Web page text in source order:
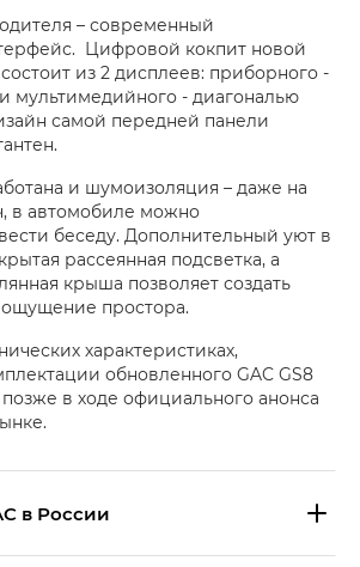
– современный
Цифровой кокпит новой
из 2 дисплеев: приборного -
и мультимедийного - диагональю
самой передней панели
и шумоизоляция – даже на
в автомобиле можно
беседу. Дополнительный уют в
рассеянная подсветка, а
крыша позволяет создать
простора.
характеристиках,
обновленного GAC GS8
в ходе официального анонса
в России